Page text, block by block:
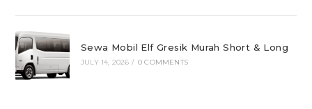
Sewa Mobil Elf Gresik Murah Short & Long
JULY 14, 2026 / 0 COMMENTS